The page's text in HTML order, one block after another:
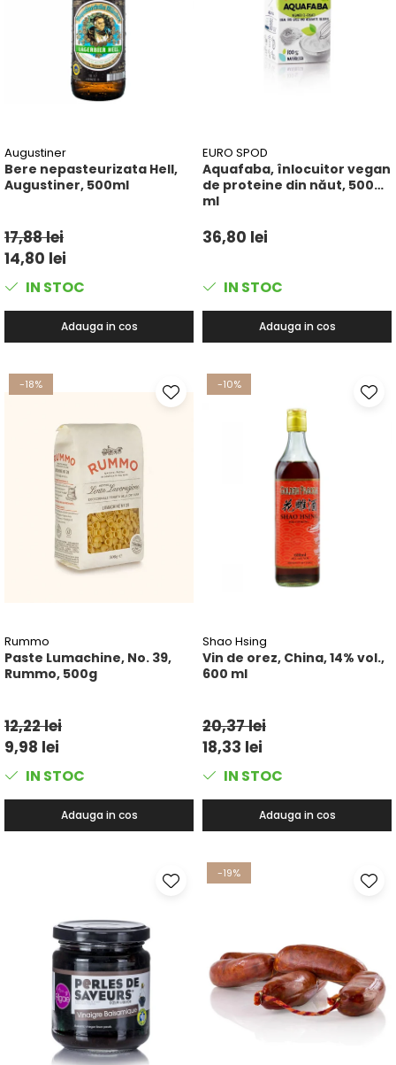
Augustiner
Bere nepasteurizata Hell,
Augustiner, 500ml
17,88 lei
14,80 lei
IN STOC
Adauga in cos
EURO SPOD
Aquafaba, înlocuitor vegan
de proteine ​​din năut, 500
ml
36,80 lei
IN STOC
Adauga in cos
-18%
Rummo
Paste Lumachine, No. 39,
Rummo, 500g
12,22 lei
9,98 lei
IN STOC
Adauga in cos
-10%
Shao Hsing
Vin de orez, China, 14% vol.,
600 ml
20,37 lei
18,33 lei
IN STOC
Adauga in cos
-19%